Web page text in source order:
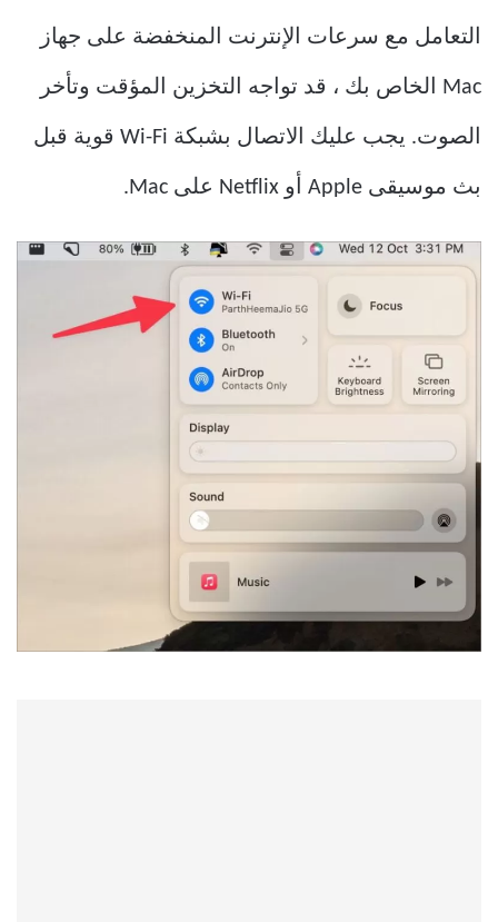
التعامل مع سرعات الإنترنت المنخفضة على جهاز
Mac الخاص بك ، قد تواجه التخزين المؤقت وتأخر
الصوت. يجب عليك الاتصال بشبكة Wi-Fi قوية قبل
بث موسيقى Apple أو Netflix على Mac.